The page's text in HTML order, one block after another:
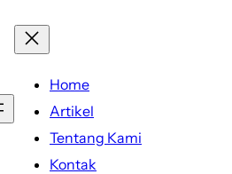
Home
Artikel
Tentang Kami
Kontak